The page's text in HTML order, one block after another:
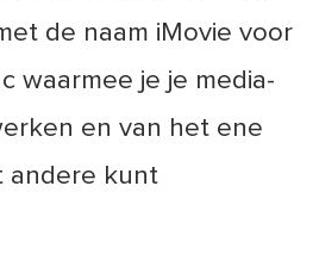
de naam iMovie voor
waarmee je je media-
en van het ene
andere kunt